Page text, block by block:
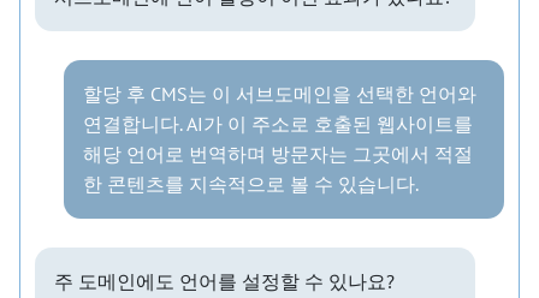
할당 후 CMS는 이 서브도메인을 선택한 언어와
연결합니다. AI가 이 주소로 호출된 웹사이트를
해당 언어로 번역하며 방문자는 그곳에서 적절
한 콘텐츠를 지속적으로 볼 수 있습니다.
주 도메인에도 언어를 설정할 수 있나요?